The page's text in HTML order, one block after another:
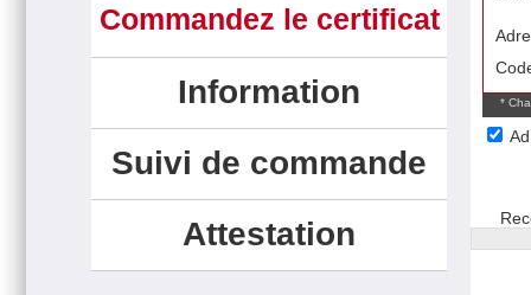
Commandez le certificat
Information
Suivi de commande
Attestation
*